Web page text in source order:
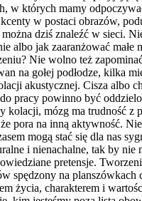
w których mamy
w postaci obrazów,
dziś znaleźć w sieci.
jak zaaranżować małe
Nie wolno też
na gołej podłodze, kilka
akustycznej. Cisza albo
powinno być
mózg ma trudność z
pora na inną aktywność.
mogą stać się dla nas
i nienachalne, tak by nie
pretensje.
spędzony na
życia, charakterem i